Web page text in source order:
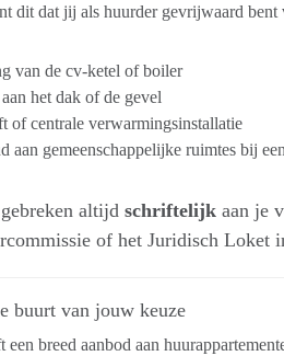
dit dat jij als huurder gevrijwaard bent
van de cv-ketel of boiler
het dak of de gevel
of centrale verwarmingsinstallatie
aan gemeenschappelijke ruimtes bij
altijd schriftelijkaan je
of het Juridisch Loket
buurt van jouw keuze
een breed aanbod aan